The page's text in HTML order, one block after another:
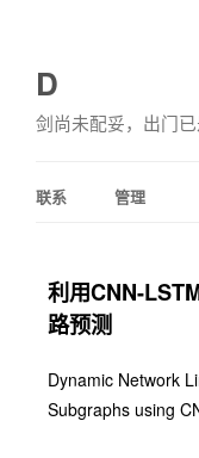
D
剑尚未配妥，出门
联系 管理
利用CNN-
路预测
Dynamic Network
Subgraphs using